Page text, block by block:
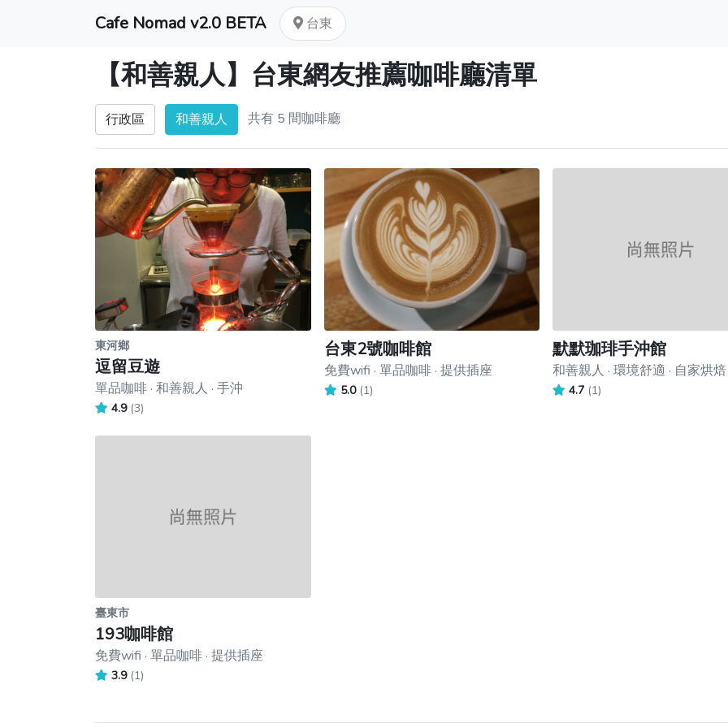
Cafe Nomad v2.0 BETA 台東
【和善親人】台東網友推薦咖啡廳清單
行政區 和善親人 共有 5 間咖啡廳
東河鄉
逗留豆遊
單品咖啡 · 和善親人 · 手沖
4.9 (3)
台東2號咖啡館
免費wifi · 單品咖啡 · 提供插座
5.0 (1)
默默珈琲手沖館
和善親人 · 環境舒適 · 自家烘焙
4.7 (1)
臺東市
193咖啡館
免費wifi · 單品咖啡 · 提供插座
3.9 (1)